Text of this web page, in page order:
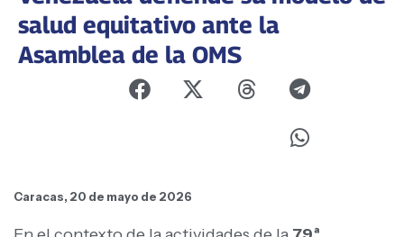
salud equitativo ante la
Asamblea de la OMS
Caracas, 20 de mayo de 2026